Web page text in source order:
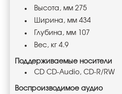
Высота, мм 275
Ширина, мм 434
Глубина, мм 107
Вес, кг 4.9
Поддерживаемые носители
CD CD-Audio, CD-R/RW
Воспроизводимое аудио